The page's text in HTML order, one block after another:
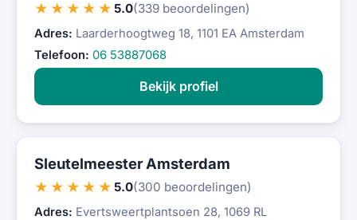
★★★★★ 5.0(339 beoordelingen)
Adres: Laarderhoogtweg 18, 1101 EA Amsterdam
Telefoon: 06 53887068
Bekijk profiel
Sleutelmeester Amsterdam
★★★★★ 5.0(300 beoordelingen)
Adres: Evertsweertplantsoen 28, 1069 RL